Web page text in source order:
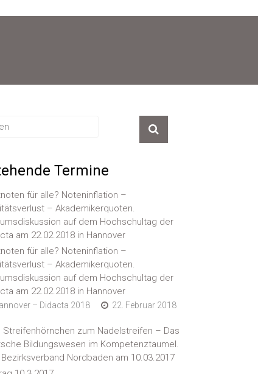
Termine
für alle? Noteninflation –
– Akademikerquoten.
auf dem Hochschultag der
am 22.02.2018 in Hannover
für alle? Noteninflation –
– Akademikerquoten.
auf dem Hochschultag der
am 22.02.2018 in Hannover
– Didacta 2018 22. Februar 2018
Streifenhörnchen zum Nadelstreifen – Das
Bildungswesen im Kompetenztaumel.
Bezirksverband Nordbaden am 10.03.2017